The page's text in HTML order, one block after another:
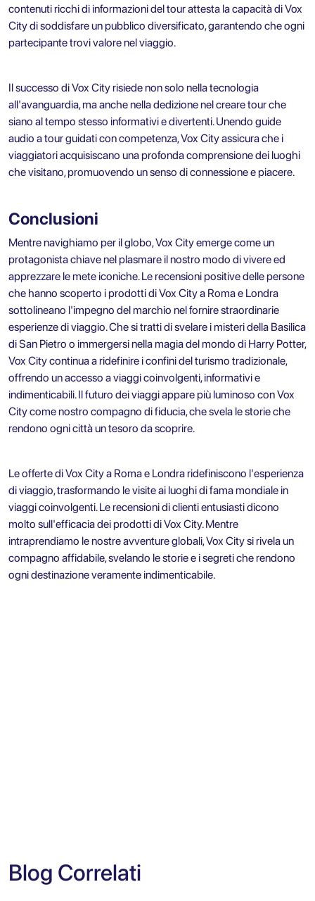
contenuti ricchi di informazioni del tour attesta la capacità di Vox
City di soddisfare un pubblico diversificato, garantendo che ogni
partecipante trovi valore nel viaggio.
Il successo di Vox City risiede non solo nella tecnologia
all'avanguardia, ma anche nella dedizione nel creare tour che
siano al tempo stesso informativi e divertenti. Unendo guide
audio a tour guidati con competenza, Vox City assicura che i
viaggiatori acquisiscano una profonda comprensione dei luoghi
che visitano, promuovendo un senso di connessione e piacere.
Conclusioni
Mentre navighiamo per il globo, Vox City emerge come un
protagonista chiave nel plasmare il nostro modo di vivere ed
apprezzare le mete iconiche. Le recensioni positive delle persone
che hanno scoperto i prodotti di Vox City a Roma e Londra
sottolineano l'impegno del marchio nel fornire straordinarie
esperienze di viaggio. Che si tratti di svelare i misteri della Basilica
di San Pietro o immergersi nella magia del mondo di Harry Potter,
Vox City continua a ridefinire i confini del turismo tradizionale,
offrendo un accesso a viaggi coinvolgenti, informativi e
indimenticabili. Il futuro dei viaggi appare più luminoso con Vox
City come nostro compagno di fiducia, che svela le storie che
rendono ogni città un tesoro da scoprire.
Le offerte di Vox City a Roma e Londra ridefiniscono l'esperienza
di viaggio, trasformando le visite ai luoghi di fama mondiale in
viaggi coinvolgenti. Le recensioni di clienti entusiasti dicono
molto sull'efficacia dei prodotti di Vox City. Mentre
intraprendiamo le nostre avventure globali, Vox City si rivela un
compagno affidabile, svelando le storie e i segreti che rendono
ogni destinazione veramente indimenticabile.
Blog Correlati